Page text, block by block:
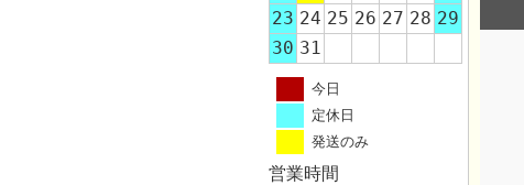
23 24 25 26 27 28 29
30 31
今日
定休日
発送のみ
営業時間